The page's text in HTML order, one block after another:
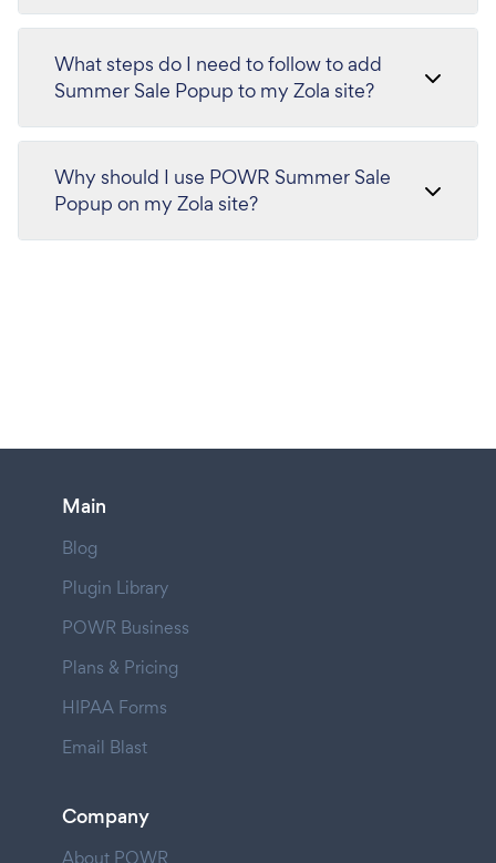
What steps do I need to follow to add
Summer Sale Popup to my Zola site?
Why should I use POWR Summer Sale
Popup on my Zola site?
Main
Blog
Plugin Library
POWR Business
Plans & Pricing
HIPAA Forms
Email Blast
Company
About POWR